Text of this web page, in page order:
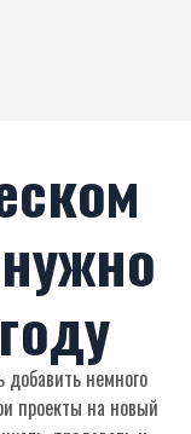
добавить немного
проекты на новый